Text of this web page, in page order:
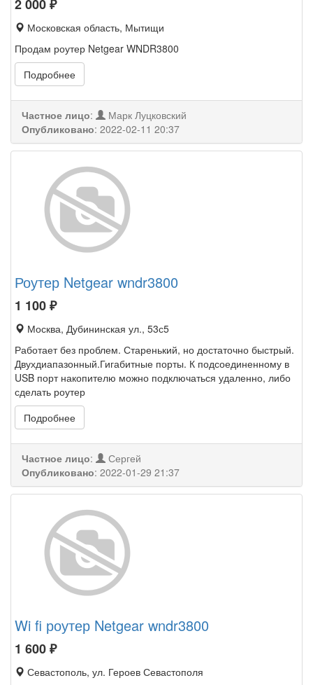
2 000₽
Московская область, Мытищи
Продам роутер Netgear WNDR3800
Подробнее
Частное лицо:
Марк Луцковский
Опубликовано: 2022-02-11 20:37
Роутер Netgear wndr3800
1 100₽
Москва, Дубининская ул., 53с5
Работает без проблем. Старенький, но достаточно быстрый.
Двухдиапазонный.Гигабитные порты. К подсоединенному в
USB порт накопителю можно подключаться удаленно, либо
сделать роутер
Подробнее
Частное лицо:
Сергей
Опубликовано: 2022-01-29 21:37
Wi fi роутер Netgear wndr3800
1 600₽
Севастополь, ул. Героев Севастополя